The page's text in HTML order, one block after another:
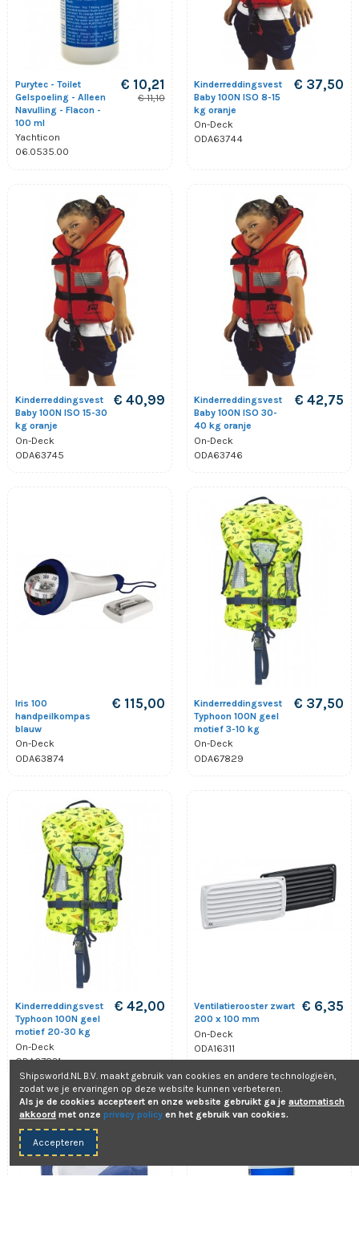
Purytec - Toilet
Gelspoeling - Alleen
Navulling - Flacon -
100 ml
Yachticon
06.0535.00
€ 10,21
€ 11,10
Kinderreddingsvest
Baby 100N ISO 8-15
kg oranje
On-Deck
ODA63744
€ 37,50
Kinderreddingsvest
Baby 100N ISO 15-30
kg oranje
On-Deck
ODA63745
€ 40,99
Kinderreddingsvest
Baby 100N ISO 30-
40 kg oranje
On-Deck
ODA63746
€ 42,75
Iris 100
handpeilkompas
blauw
On-Deck
ODA63874
€ 115,00
Kinderreddingsvest
Typhoon 100N geel
motief 3-10 kg
On-Deck
ODA67829
€ 37,50
Kinderreddingsvest
Typhoon 100N geel
motief 20-30 kg
On-Deck
ODA67831
€ 42,00
Ventilatierooster zwart
200 x 100 mm
On-Deck
ODA16311
€ 6,35
Aanbieding!
Shipsworld.NL B.V. maakt gebruik van cookies en andere technologieën,
zodat we je ervaringen op deze website kunnen verbeteren.
Als je de cookies accepteert en onze website gebruikt ga je automatisch
akkoord met onze privacy policy en het gebruik van cookies.
Accepteren